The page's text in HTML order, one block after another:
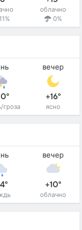
облачно
0%
гроза
вечер
+16°
ясно
вечер
+10°
облачно